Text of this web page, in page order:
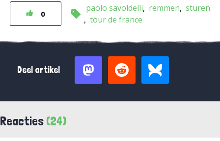
0
paolo savoldelli remmen sturen
tour de france
Deel artikel
Reacties (24)